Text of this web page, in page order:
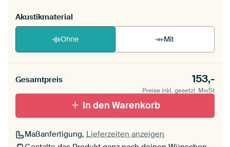
Akustikmaterial
Ohne Mit
Gesamtpreis 153,-
Preise inkl. gesetzl. MwSt
In den Warenkorb
Maßanfertigung, Lieferzeiten anzeigen